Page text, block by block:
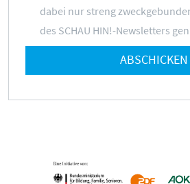
dabei nur streng
des SCHAU HIN!-Newsletters
ABSCHICKEN